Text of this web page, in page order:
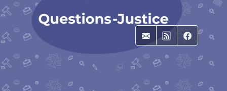
E-mailRSS